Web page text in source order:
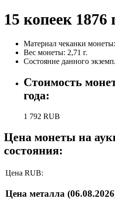
15 копеек 1876
Материал чеканки монеты:
Вес монеты: 2,71 г.
Состояние данного
Стоимость
года:
1 792 RUB
Цена монеты на
состояния:
Цена RUB:
Цена металла